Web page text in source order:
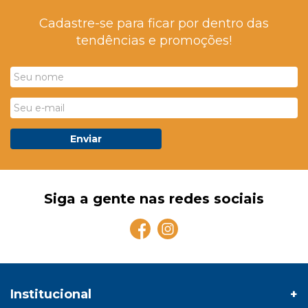
Cadastre-se para ficar por dentro das
tendências e promoções!
Enviar
Siga a gente nas redes sociais
Institucional